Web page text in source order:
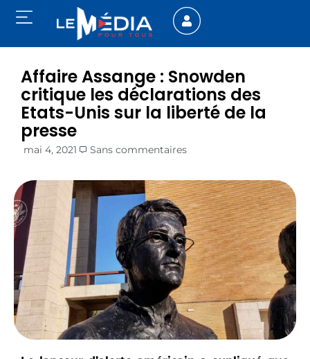
Affaire Assange : Snowden
critique les déclarations des
Etats-Unis sur la liberté de la
presse
mai 4, 2021 Sans commentaires